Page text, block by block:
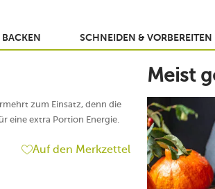
SCHNEIDEN & VORBEREITEN
zum Einsatz, denn die
eine extra Portion Energie.
Auf den Merkzettel
Meist